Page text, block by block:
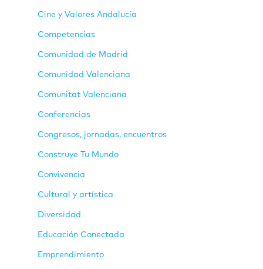
Cine y Valores Andalucía
Competencias
Comunidad de Madrid
Comunidad Valenciana
Comunitat Valenciana
Conferencias
Congresos, jornadas, encuentros
Construye Tu Mundo
Convivencia
Cultural y artística
Diversidad
Educación Conectada
Emprendimiento